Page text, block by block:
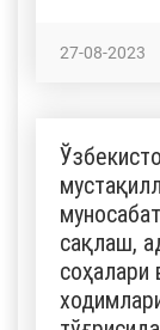
27-08-2023
сақлаш,
соҳалари